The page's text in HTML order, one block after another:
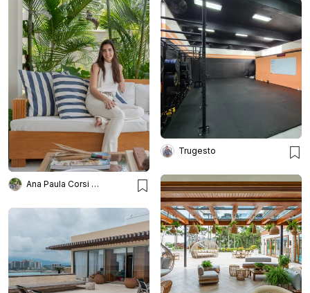
Ana Paula Corsi Arquitetura
Trugesto